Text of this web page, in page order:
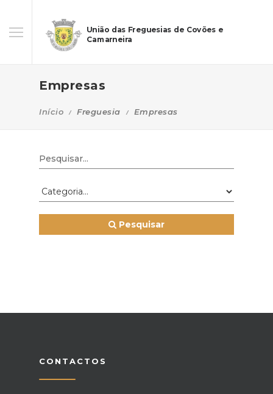
União das Freguesias de Covões e
Camarneira
Empresas
Início Freguesia Empresas
Pesquisar
CONTACTOS